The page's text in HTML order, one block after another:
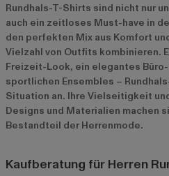
Rundhals-T-Shirts sind nicht nur
auch ein zeitloses Must-have in
den perfekten Mix aus Komfort
Vielzahl von Outfits kombinieren.
Freizeit-Look, ein elegantes
sportlichen Ensembles –
Situation an. Ihre Vielseitigkeit
Designs und Materialien machen
Bestandteil der Herrenmode.
Kaufberatung für Herren